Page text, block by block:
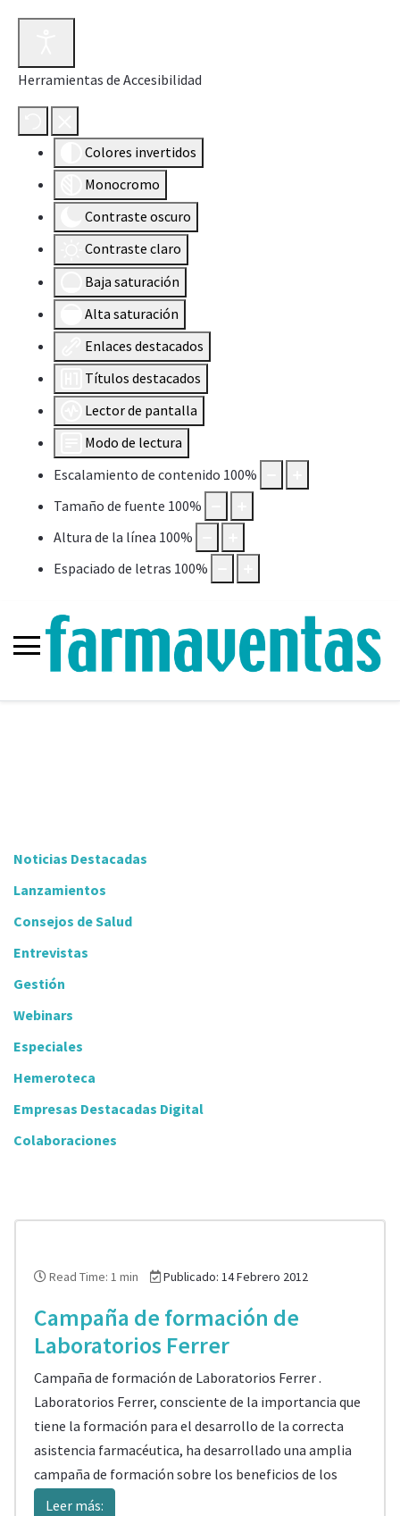
Herramientas de Accesibilidad
Colores invertidos
Monocromo
Contraste oscuro
Contraste claro
Baja saturación
Alta saturación
Enlaces destacados
Títulos destacados
Lector de pantalla
Modo de lectura
Escalamiento de contenido 100%
Tamaño de fuente 100%
Altura de la línea 100%
Espaciado de letras 100%
Noticias Destacadas
Lanzamientos
Consejos de Salud
Entrevistas
Gestión
Webinars
Especiales
Hemeroteca
Empresas Destacadas Digital
Colaboraciones
Read Time: 1 min Publicado: 14 Febrero 2012
Campaña de formación de
Laboratorios Ferrer
Campaña de formación de Laboratorios Ferrer .
Laboratorios Ferrer, consciente de la importancia que
tiene la formación para el desarrollo de la correcta
asistencia farmacéutica, ha desarrollado una amplia
campaña de formación sobre los beneficios de los
Leer más: